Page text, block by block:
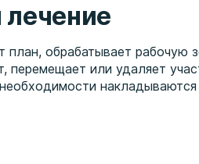
план, обрабатывает
перемещает или удаляет